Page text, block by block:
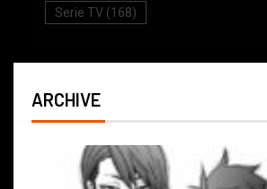
Serie TV (168)
ARCHIVE